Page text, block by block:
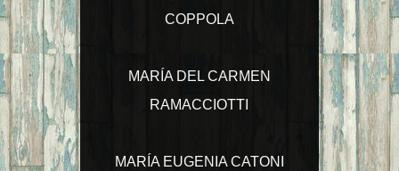
COPPOLA
MARÍA DEL CARMEN
RAMACCIOTTI
MARÍA EUGENIA CATONI